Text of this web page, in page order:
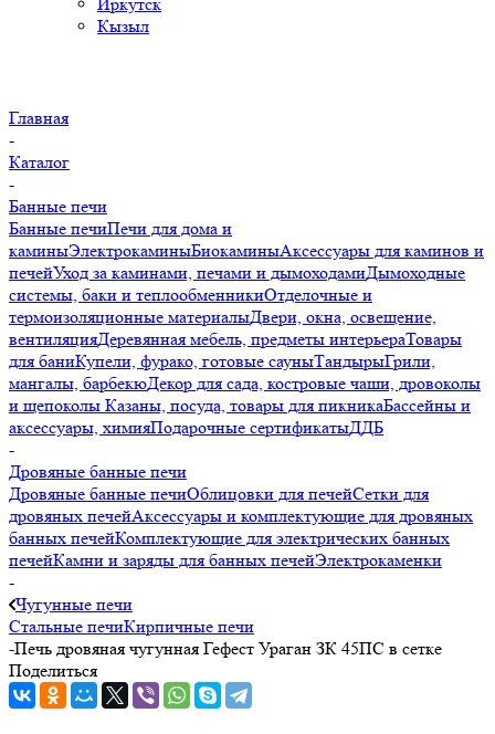
Кызыл
Главная
-
Каталог
-
Банные печи
Банные печиПечи для дома и
каминыЭлектрокаминыБиокаминыАксессуары для каминов и
печейУход за каминами, печами и дымоходамиДымоходные
системы, баки и теплообменникиОтделочные и
термоизоляционные материалыДвери, окна, освещение,
вентиляцияДеревянная мебель, предметы интерьераТовары
для баниКупели, фурако, готовые сауныТандырыГрили,
мангалы, барбекюДекор для сада, костровые чаши, дровоколы
и щепоколы Казаны, посуда, товары для пикникаБассейны и
аксессуары, химияПодарочные сертификатыДДБ
-
Дровяные банные печи
Дровяные банные печиОблицовки для печейСетки для
дровяных печейАксессуары и комплектующие для дровяных
банных печейКомплектующие для электрических банных
печейКамни и заряды для банных печейЭлектрокаменки
-
Чугунные печи
Стальные печиКирпичные печи
-Печь дровяная чугунная Гефест Ураган ЗК 45ПС в сетке
Поделиться